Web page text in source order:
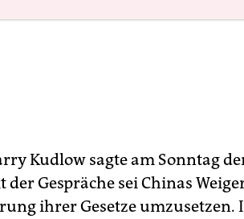
Kudlow sagte am Sonntag
Gespräche sei Chinas
ihrer Gesetze umzusetzen.